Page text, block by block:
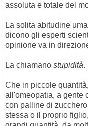
assoluta e totale del
La solita abitudine
dicono gli esperti
opinione va in
La chiamano stupidità.
Che in piccole
all'omeopatia, a gente
con palline di
stessa o il proprio